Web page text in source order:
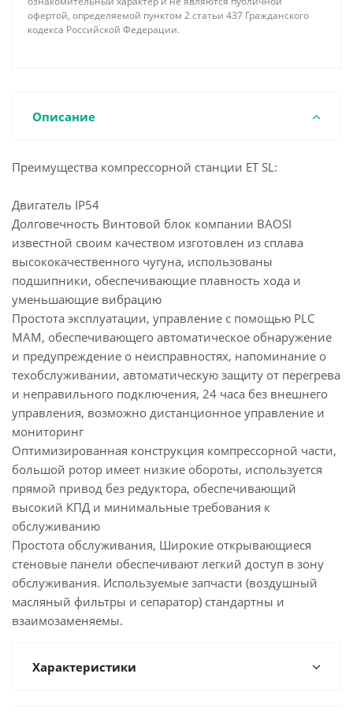
офертой, определяемой пунктом 2 статьи 437 Гражданского
кодекса Российской Федерации.
Описание
Преимущества компрессорной станции ET SL:
Двигатель IP54
Долговечность Винтовой блок компании BAOSI
известной своим качеством изготовлен из сплава
высококачественного чугуна, использованы
подшипники, обеспечивающие плавность хода и
уменьшающие вибрацию
Простота эксплуатации, управление с помощью PLC
МАМ, обеспечивающего автоматическое обнаружение
и предупреждение о неисправностях, напоминание о
техобслуживании, автоматическую защиту от перегрева
и неправильного подключения, 24 часа без внешнего
управления, возможно дистанционное управление и
мониторинг
Оптимизированная конструкция компрессорной части,
большой ротор имеет низкие обороты, используется
прямой привод без редуктора, обеспечивающий
высокий КПД и минимальные требования к
обслуживанию
Простота обслуживания, Широкие открывающиеся
стеновые панели обеспечивают легкий доступ в зону
обслуживания. Используемые запчасти (воздушный
масляный фильтры и сепаратор) стандартны и
взаимозаменяемы.
Характеристики